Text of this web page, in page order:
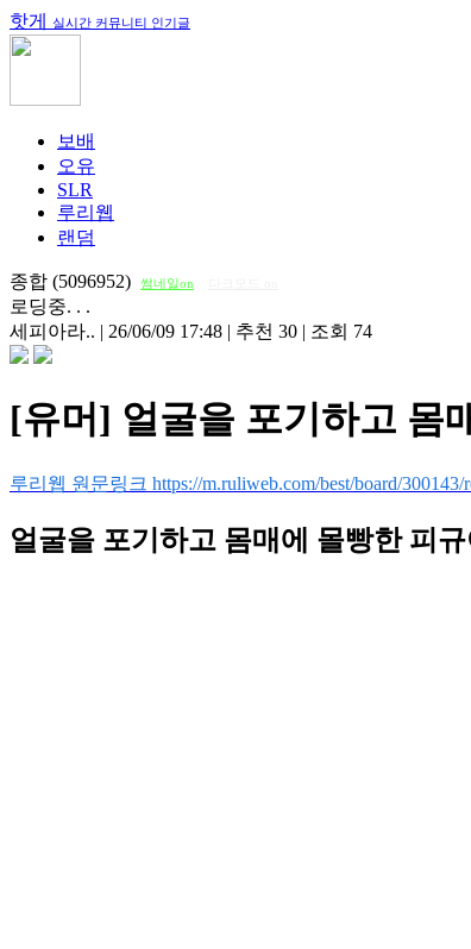
핫게 실시간 커뮤니티 인기글
보배
오유
SLR
루리웹
랜덤
종합 (5096952) 썸네일on
로딩중. . .
세피아라.. | 26/06/09 17:48 | 추천 30 | 조회 74
[유머] 얼굴을 포기하고 몸
루리웹 원문링크 https://m.ruliweb.com/best/board/300143/
얼굴을 포기하고 몸매에 몰빵한 피규